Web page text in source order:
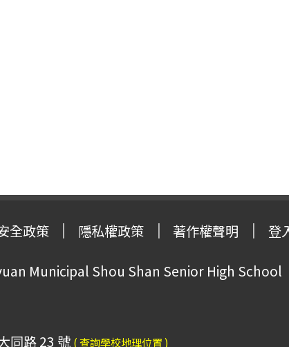
全政策 隱私權政策 著作權聲明 登
Municipal Shou Shan Senior High School
同路 23 號 ( 查詢學校地理位置 )